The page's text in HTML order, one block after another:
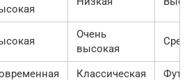
Очень
высокая
Классическая